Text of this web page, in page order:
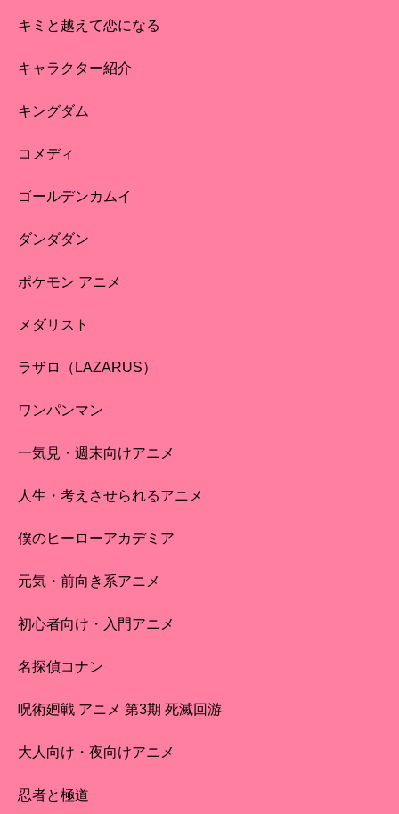
キミと越えて恋になる
キャラクター紹介
キングダム
コメディ
ゴールデンカムイ
ダンダダン
ポケモン アニメ
メダリスト
ラザロ（LAZARUS）
ワンパンマン
一気見・週末向けアニメ
人生・考えさせられるアニメ
僕のヒーローアカデミア
元気・前向き系アニメ
初心者向け・入門アニメ
名探偵コナン
呪術廻戦 アニメ 第3期 死滅回游
大人向け・夜向けアニメ
忍者と極道